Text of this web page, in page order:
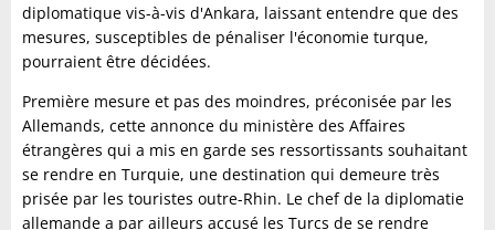
diplomatique vis-à-vis d'Ankara, laissant entendre que des
mesures, susceptibles de pénaliser l'économie turque,
pourraient être décidées.
Première mesure et pas des moindres, préconisée par les
Allemands, cette annonce du ministère des Affaires
étrangères qui a mis en garde ses ressortissants souhaitant
se rendre en Turquie, une destination qui demeure très
prisée par les touristes outre-Rhin. Le chef de la diplomatie
allemande a par ailleurs accusé les Turcs de se rendre